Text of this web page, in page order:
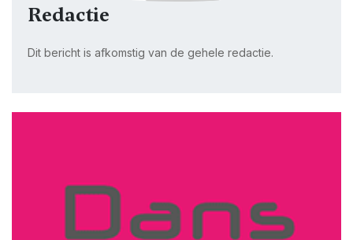
Redactie
Dit bericht is afkomstig van de gehele redactie.